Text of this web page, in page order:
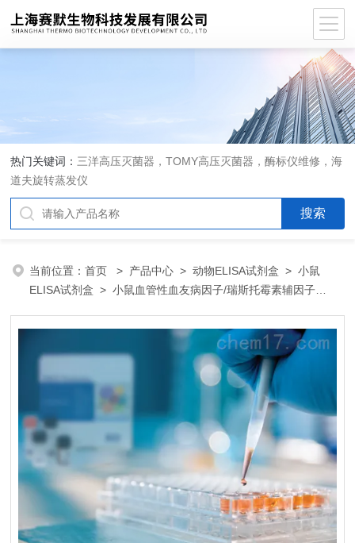
热门关键词： 三洋高压灭菌器，TOMY高压灭菌器，酶标仪维修，海
道夫旋转蒸发仪
当前位置：首页 > 产品中心 >动物ELISA试剂盒 >小鼠
ELISA试剂盒 > 小鼠血管性血友病因子/瑞斯托霉素辅因子